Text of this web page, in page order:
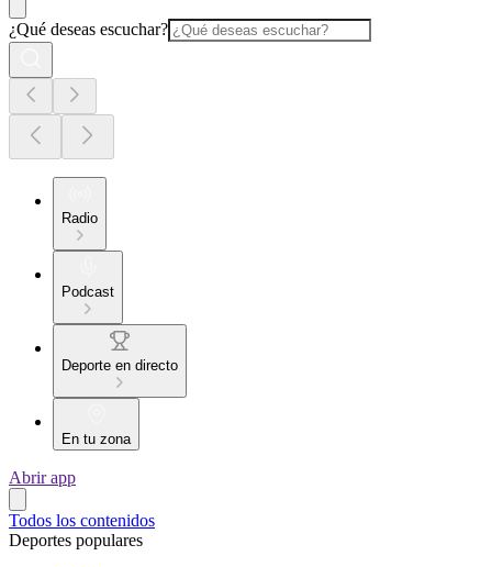
¿Qué deseas escuchar?
Radio
Podcast
Deporte en directo
En tu zona
Abrir app
Todos los contenidos
Deportes populares